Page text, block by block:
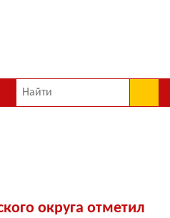
округа отметил